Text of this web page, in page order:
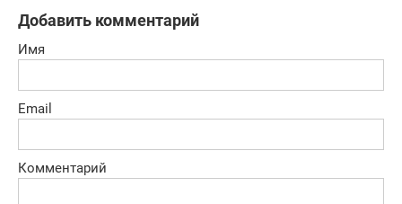
Добавить комментарий
Имя
Email
Комментарий